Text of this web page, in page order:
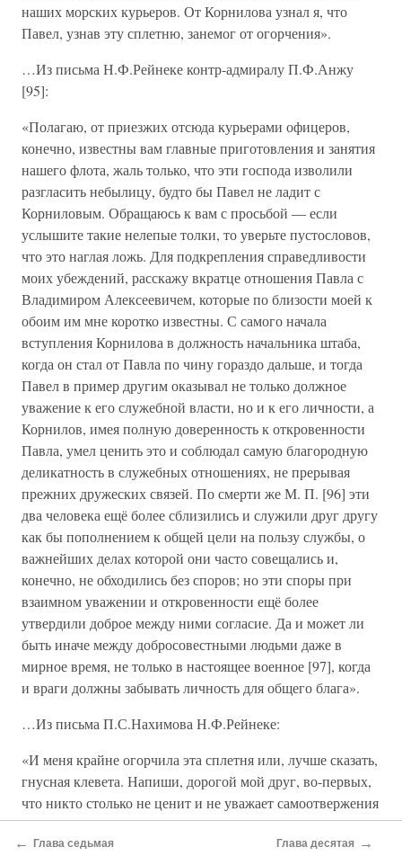
наших морских курьеров. От Корнилова узнал я, что
Павел, узнав эту сплетню, занемог от огорчения».
…Из письма Н.Ф.Рейнеке контр-адмиралу П.Ф.Анжу
[95]:
«Полагаю, от приезжих отсюда курьерами офицеров,
конечно, известны вам главные приготовления и занятия
нашего флота, жаль только, что эти господа изволили
разгласить небылицу, будто бы Павел не ладит с
Корниловым. Обращаюсь к вам с просьбой — если
услышите такие нелепые толки, то уверьте пустословов,
что это наглая ложь. Для подкрепления справедливости
моих убеждений, расскажу вкратце отношения Павла с
Владимиром Алексеевичем, которые по близости моей к
обоим им мне коротко известны. С самого начала
вступления Корнилова в должность начальника штаба,
когда он стал от Павла по чину гораздо дальше, и тогда
Павел в пример другим оказывал не только должное
уважение к его служебной власти, но и к его личности, а
Корнилов, имея полную доверенность к откровенности
Павла, умел ценить это и соблюдал самую благородную
деликатность в служебных отношениях, не прерывая
прежних дружеских связей. По смерти же М. П. [96] эти
два человека ещё более сблизились и служили друг другу
как бы пополнением к общей цели на пользу службы, о
важнейших делах которой они часто совещались и,
конечно, не обходились без споров; но эти споры при
взаимном уважении и откровенности ещё более
утвердили доброе между ними согласие. Да и может ли
быть иначе между добросовестными людьми даже в
мирное время, не только в настоящее военное [97], когда
и враги должны забывать личность для общего блага».
…Из письма П.С.Нахимова Н.Ф.Рейнеке:
«И меня крайне огорчила эта сплетня или, лучше сказать,
гнусная клевета. Напиши, дорогой мой друг, во-первых,
что никто столько не ценит и не уважает самоотвержения
и заслуг вице-адмирала Корнилова, как я, что он только
один после покойного адмирала может поддержать
← Глава седьмая Глава десятая →